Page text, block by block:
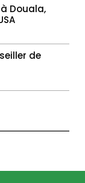
Douala,
de